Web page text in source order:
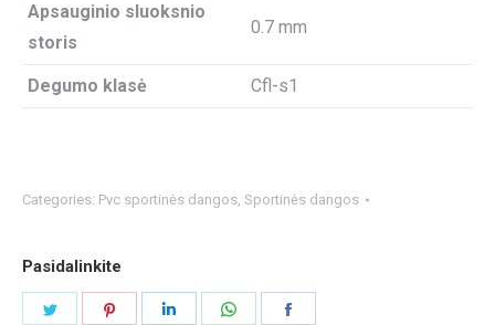
Apsauginio sluoksnio
storis
0.7 mm
Degumo klasė Cfl-s1
Categories: Pvc sportinės dangos, Sportinės dangos
Pasidalinkite